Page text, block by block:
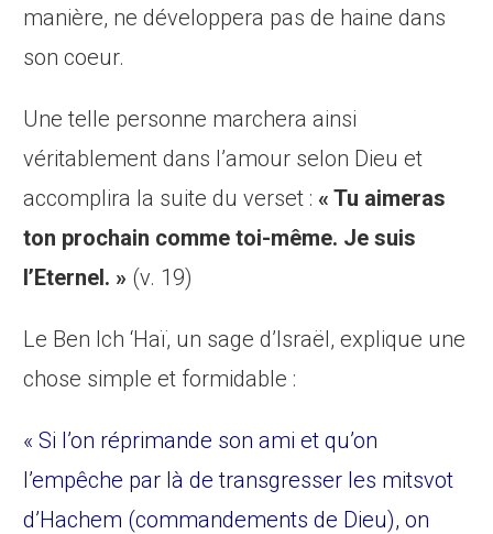
manière, ne développera pas de haine dans
son coeur.
Une telle personne marchera ainsi
véritablement dans l’amour selon Dieu et
accomplira la suite du verset :« Tu aimeras
ton prochain comme toi-même. Je suis
l’Eternel. » (v. 19)
Le Ben Ich ‘Haï, un sage d’Israël, explique une
chose simple et formidable :
« Si l’on réprimande son ami et qu’on
l’empêche par là de transgresser les mitsvot
d’Hachem (commandements de Dieu), on